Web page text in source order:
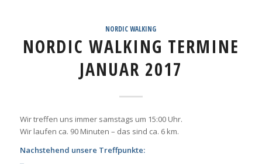
NORDIC WALKING
NORDIC WALKING TERMINE
JANUAR 2017
Wir treffen uns immer samstags um 15:00 Uhr.
Wir laufen ca. 90 Minuten – das sind ca. 6 km.
Nachstehend unsere Treffpunkte: